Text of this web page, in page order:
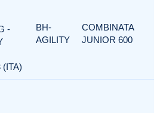
-
(ITA)
BH-
AGILITY
COMBINATA
JUNIOR 600